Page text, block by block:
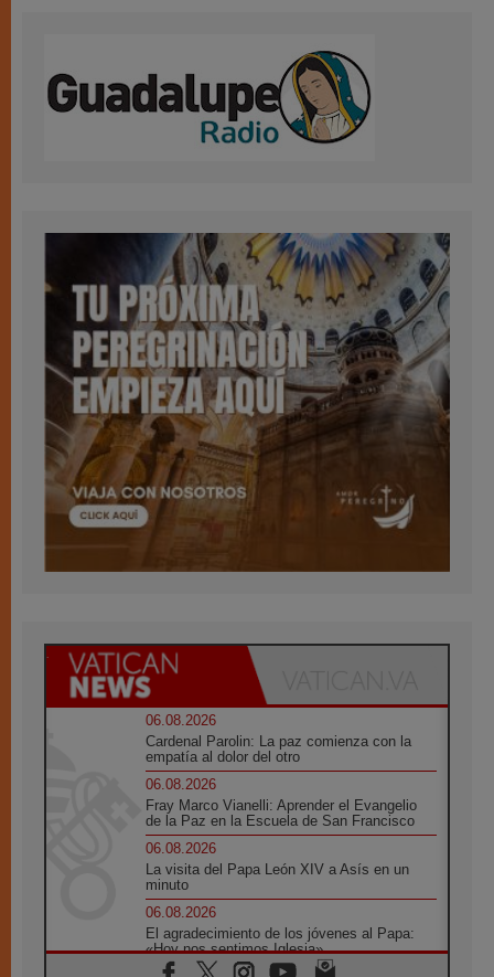
06.08.2026
Cardenal Parolin: La paz comienza con la
empatía al dolor del otro
06.08.2026
Fray Marco Vianelli: Aprender el Evangelio
de la Paz en la Escuela de San Francisco
06.08.2026
La visita del Papa León XIV a Asís en un
minuto
06.08.2026
El agradecimiento de los jóvenes al Papa:
«Hoy nos sentimos Iglesia»